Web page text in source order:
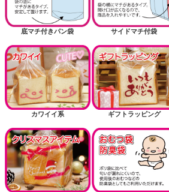
底マチ付きパン袋 サイドマチ付袋
カワイイ系 ギフトラッピング